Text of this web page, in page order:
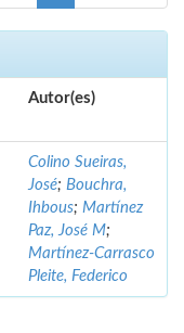
Autor(es)
Colino Sueiras,
José; Bouchra,
Ihbous; Martínez
Paz, José M;
Martínez-Carrasco
Pleite, Federico